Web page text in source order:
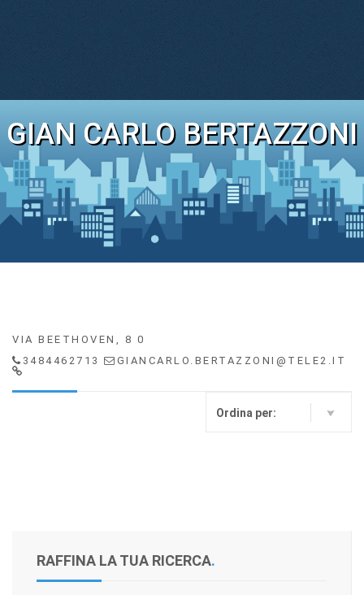
GIAN CARLO BERTAZZONI
VIA BEETHOVEN, 8 0
3484462713
GIANCARLO.BERTAZZONI@TELE2.IT
Ordina per:
RAFFINA LA TUA RICERCA.